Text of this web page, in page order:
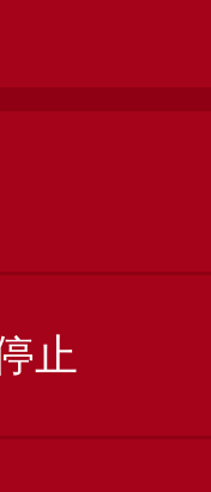
止